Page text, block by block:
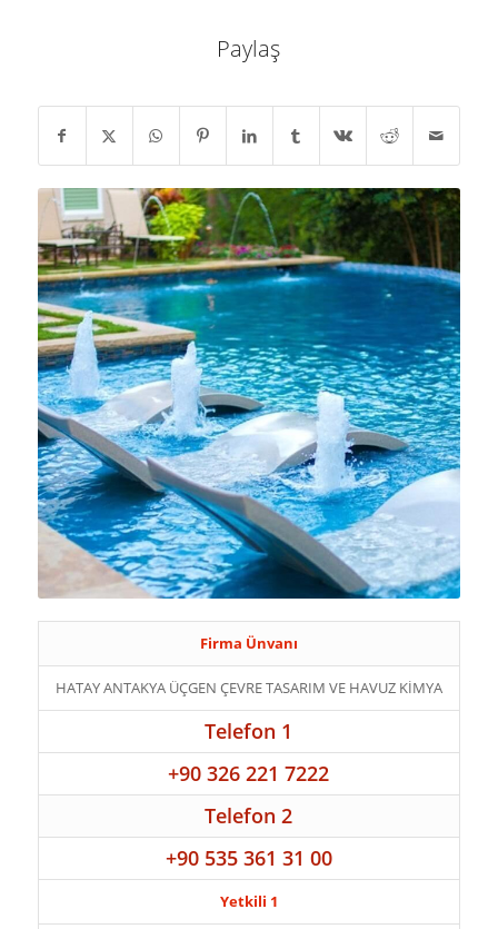
Paylaş
Firma Ünvanı
HATAY ANTAKYA ÜÇGEN ÇEVRE TASARIM VE HAVUZ KİMYA
Telefon 1
+90 326 221 7222
Telefon 2
+90 535 361 31 00
Yetkili 1